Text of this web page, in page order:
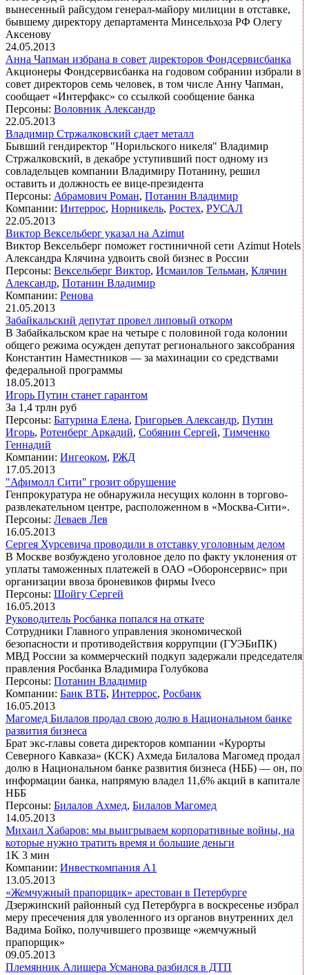
вынесенный райсудом генерал-майору милиции в отставке,
бывшему директору департамента Минсельхоза РФ Олегу
Аксенову
24.05.2013
Анна Чапман избрана в совет директоров Фондсервисбанка
Акционеры Фондсервисбанка на годовом собрании избрали в
совет директоров семь человек, в том числе Анну Чапман,
сообщает «Интерфакс» со ссылкой сообщение банка
Персоны: Воловник Александр
22.05.2013
Владимир Стржалковский сдает металл
Бывший гендиректор "Норильского никеля" Владимир
Стржалковский, в декабре уступивший пост одному из
совладельцев компании Владимиру Потанину, решил
оставить и должность ее вице-президента
Персоны: Абрамович Роман, Потанин Владимир
Компании: Интеррос, Норникель, Ростех, РУСАЛ
22.05.2013
Виктор Вексельберг указал на Azimut
Виктор Вексельберг поможет гостиничной сети Azimut Hotels
Александра Клячина удвоить свой бизнес в России
Персоны: Вексельберг Виктор, Исмаилов Тельман, Клячин
Александр, Потанин Владимир
Компании: Ренова
21.05.2013
Забайкальский депутат провел липовый откорм
В Забайкальском крае на четыре с половиной года колонии
общего режима осужден депутат регионального заксобрания
Константин Наместников — за махинации со средствами
федеральной программы
18.05.2013
Игорь Путин станет гарантом
За 1,4 трлн руб
Персоны: Батурина Елена, Григорьев Александр, Путин
Игорь, Ротенберг Аркадий, Собянин Сергей, Тимченко
Геннадий
Компании: Ингеоком, РЖД
17.05.2013
"Афимолл Сити" грозит обрушение
Генпрокуратура не обнаружила несущих колонн в торгово-
развлекательном центре, расположенном в «Москва-Сити».
Персоны: Леваев Лев
16.05.2013
Сергея Хурсевича проводили в отставку уголовным делом
В Москве возбуждено уголовное дело по факту уклонения от
уплаты таможенных платежей в ОАО «Оборонсервис» при
организации ввоза броневиков фирмы Iveco
Персоны: Шойгу Сергей
16.05.2013
Руководитель Росбанка попался на откате
Сотрудники Главного управления экономической
безопасности и противодействия коррупции (ГУЭБиПК)
МВД России за коммерческий подкуп задержали председателя
правления Росбанка Владимира Голубкова
Персоны: Потанин Владимир
Компании: Банк ВТБ, Интеррос, Росбанк
16.05.2013
Магомед Билалов продал свою долю в Национальном банке
развития бизнеса
Брат экс-главы совета директоров компании «Курорты
Северного Кавказа» (КСК) Ахмеда Билалова Магомед продал
долю в Национальном банке развития бизнеса (НББ) — он, по
информации банка, напрямую владел 11,6% акций в капитале
НББ
Персоны: Билалов Ахмед, Билалов Магомед
14.05.2013
Михаил Хабаров: мы выигрываем корпоративные войны, на
которые нужно тратить время и большие деньги
1K 3 мин
Компании: Инвесткомпания А1
13.05.2013
«Жемчужный прапорщик» арестован в Петербурге
Дзержинский районный суд Петербурга в воскресенье избрал
меру пресечения для уволенного из органов внутренних дел
Вадима Бойко, получившего прозвище «жемчужный
прапорщик»
09.05.2013
Племянник Алишера Усманова разбился в ДТП